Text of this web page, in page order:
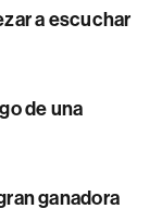
a escuchar
de una
ganadora